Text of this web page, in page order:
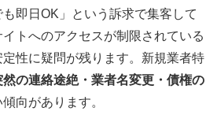
即日OK」という訴求で集客して
トへのアクセスが制限されている
性に疑問が残ります。新規業者特
然の連絡途絶・業者名変更・債権の
向があります。